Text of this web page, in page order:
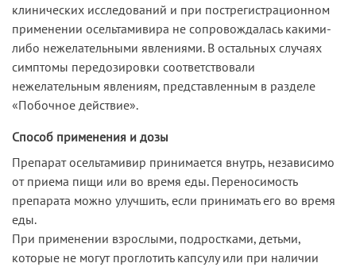
клинических исследований и при пострегистрационном
применении осельтамивира не сопровождалась какими-
либо нежелательными явлениями. В остальных случаях
симптомы передозировки соответствовали
нежелательным явлениям, представленным в разделе
«Побочное действие».
Способ применения и дозы
Препарат осельтамивир принимается внутрь, независимо
от приема пищи или во время еды. Переносимость
препарата можно улучшить, если принимать его во время
еды.
При применении взрослыми, подростками, детьми,
которые не могут проглотить капсулу или при наличии